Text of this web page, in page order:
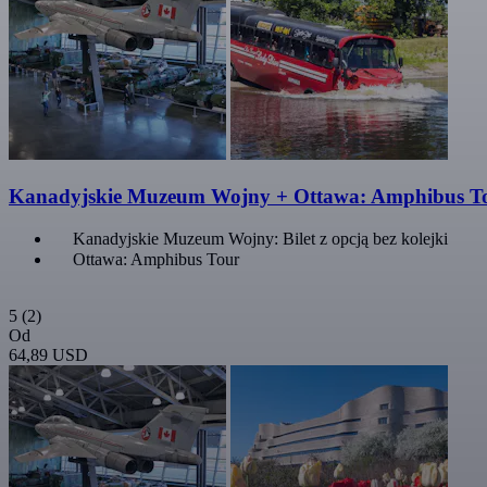
Kanadyjskie Muzeum Wojny + Ottawa: Amphibus
Kanadyjskie Muzeum Wojny: Bilet z opcją bez kolejki
Ottawa: Amphibus Tour
5 (2)
Od
64,89 USD